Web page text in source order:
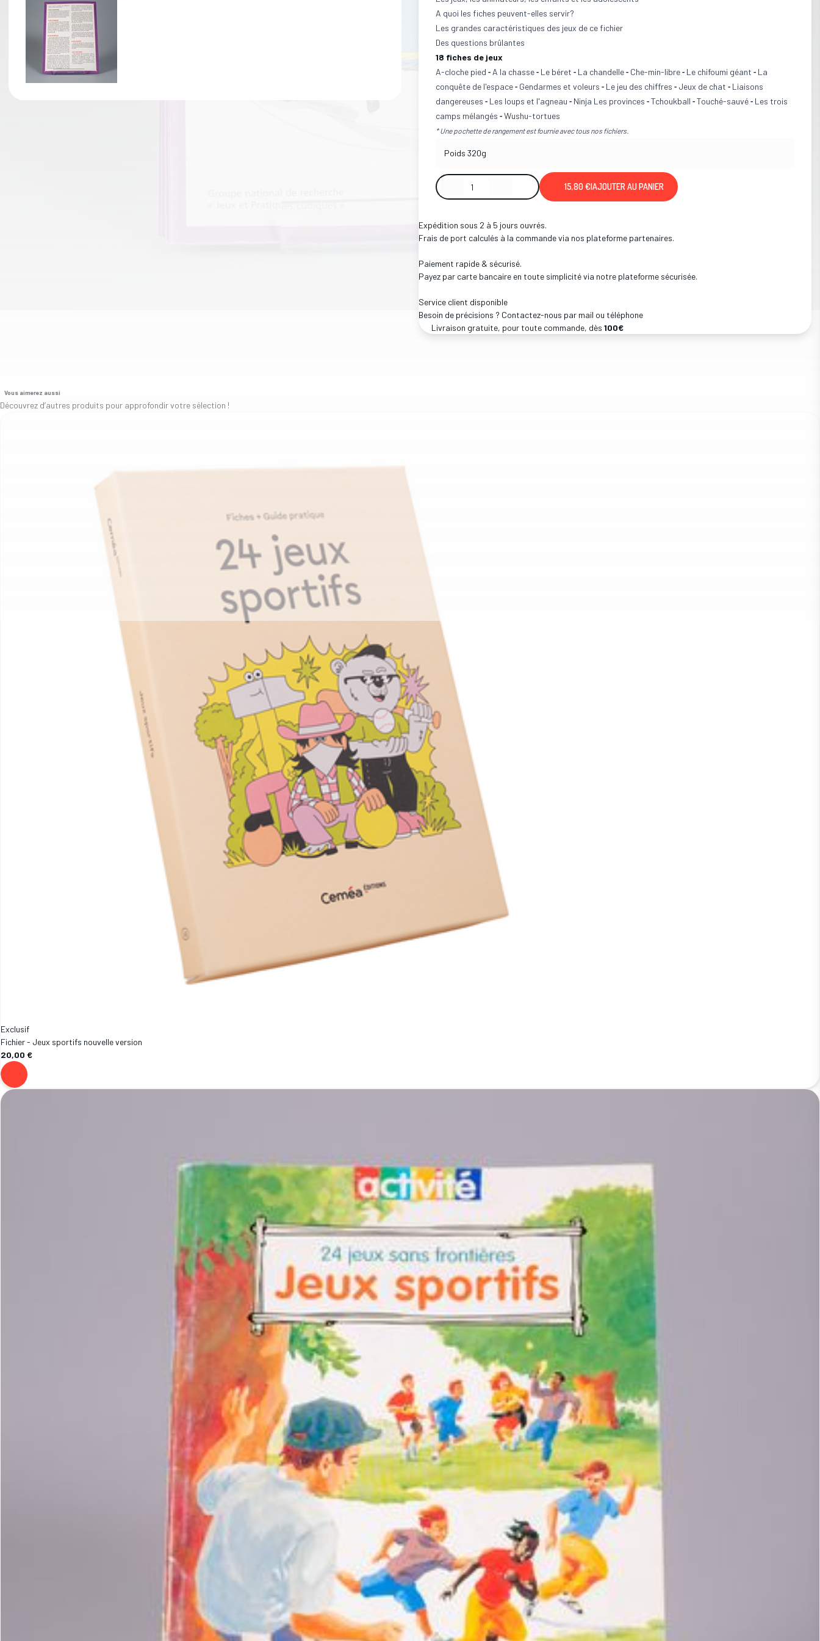
A quoi les fiches peuvent-elles servir?
Les grandes caractéristiques des jeux de ce fichier
Des questions brûlantes
18 fiches de jeux
A-cloche pied - A la chasse - Le béret - La chandelle - Che-min-libre - Le chifoumi géant - La
conquête de l'espace - Gendarmes et voleurs - Le jeu des chiffres - Jeux de chat - Liaisons
dangereuses - Les loups et l'agneau - Ninja Les provinces - Tchoukball - Touché-sauvé - Les trois
camps mélangés - Wushu-tortues
* Une pochette de rangement est fournie avec tous nos fichiers.
Poids 320g
15,80 €|AJOUTER AU PANIER
Expédition sous 2 à 5 jours ouvrés.
Frais de port calculés à la commande via nos plateforme partenaires.
Paiement rapide & sécurisé.
Payez par carte bancaire en toute simplicité via notre plateforme sécurisée.
Service client disponible
Besoin de précisions ? Contactez-nous par mail ou téléphone
Livraison gratuite, pour toute commande, dès 100€
Vous aimerez aussi
Découvrez d’autres produits pour approfondir votre sélection !
Exclusif
Fichier - Jeux sportifs nouvelle version
20,00 €